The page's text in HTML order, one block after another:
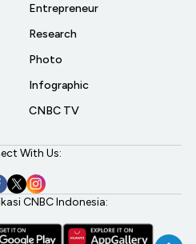
Entrepreneur
Research
Photo
Infographic
CNBC TV
With Us:
CNBC Indonesia: